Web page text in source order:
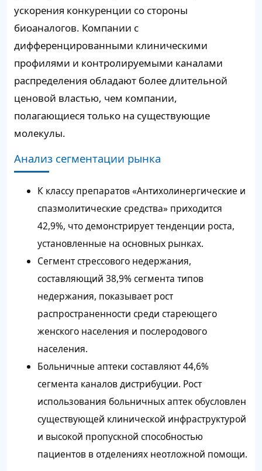
ускорения конкуренции со стороны
биоаналогов. Компании с
дифференцированными клиническими
профилями и контролируемыми каналами
распределения обладают более длительной
ценовой властью, чем компании,
полагающиеся только на существующие
молекулы.
Анализ сегментации рынка
К классу препаратов «Антихолинергические и
спазмолитические средства» приходится
42,9%, что демонстрирует тенденции роста,
установленные на основных рынках.
Сегмент стрессового недержания,
составляющий 38,9% сегмента типов
недержания, показывает рост
распространенности среди стареющего
женского населения и послеродового
населения.
Больничные аптеки составляют 44,6%
сегмента каналов дистрибуции. Рост
использования больничных аптек обусловлен
существующей клинической инфраструктурой
и высокой пропускной способностью
пациентов в отделениях неотложной помощи.